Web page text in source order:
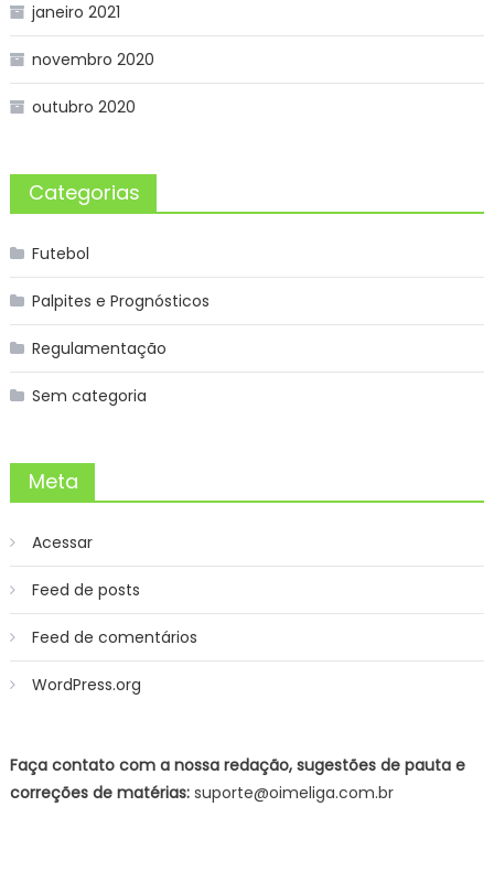
janeiro 2021
novembro 2020
outubro 2020
Categorias
Futebol
Palpites e Prognósticos
Regulamentação
Sem categoria
Meta
Acessar
Feed de posts
Feed de comentários
WordPress.org
Faça contato com a nossa redação, sugestões de pauta e
correções de matérias:suporte@oimeliga.com.br